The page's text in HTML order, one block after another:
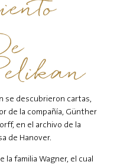
se descubrieron cartas,
de la compañía, Günther
en el archivo de la
de Hanover.
la familia Wagner, el cual